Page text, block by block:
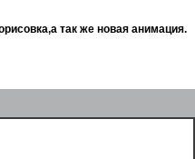
так же новая анимация.